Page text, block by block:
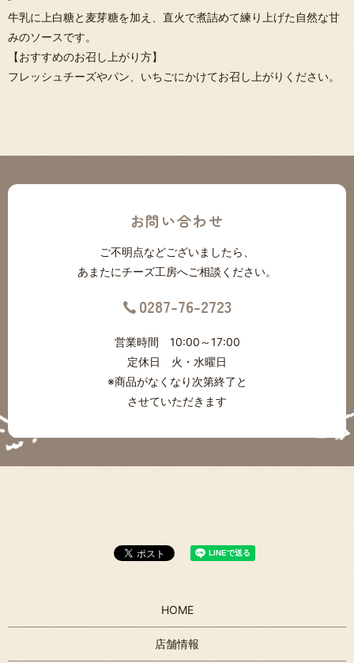
牛乳に上白糖と麦芽糖を加え、直火で煮詰めて練り上げた自然な甘
みのソースです。
【おすすめのお召し上がり方】
フレッシュチーズやパン、いちごにかけてお召し上がりください。
お問い合わせ
ご不明点などございましたら、
あまたにチーズ工房へご相談ください。
0287-76-2723
営業時間 10:00～17:00
定休日 火・水曜日
※商品がなくなり次第終了と
させていただきます
HOME
店舗情報